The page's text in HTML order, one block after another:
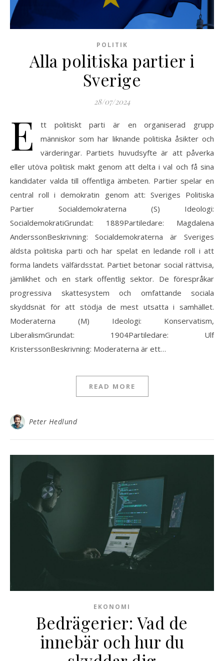
POLITIK
Alla politiska partier i
Sverige
28/07/2024
E
tt politiskt parti är en organiserad grupp
människor som har liknande politiska åsikter och
värderingar. Partiets huvudsyfte är att påverka
eller utöva politisk makt genom att delta i val och få sina
kandidater valda till offentliga ämbeten. Partier spelar en
central roll i demokratin genom att: Sveriges Politiska
Partier Socialdemokraterna (S) Ideologi:
SocialdemokratiGrundat: 1889Partiledare: Magdalena
AnderssonBeskrivning: Socialdemokraterna är Sveriges
äldsta politiska parti och har spelat en ledande roll i att
forma landets välfärdsstat. Partiet betonar social rättvisa,
jämlikhet och en stark offentlig sektor. De förespråkar
progressiva skattesystem och omfattande sociala
skyddsnät för att stödja de mest utsatta i samhället.
Moderaterna (M) Ideologi: Konservatism,
LiberalismGrundat: 1904Partiledare: Ulf
KristerssonBeskrivning: Moderaterna är ett…
READ MORE
Peter Hedlund
EKONOMI
Bedrägerier: Vad de
innebär och hur du